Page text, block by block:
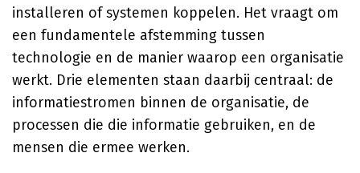
installeren of systemen koppelen. Het vraagt om
een fundamentele afstemming tussen
technologie en de manier waarop een organisatie
werkt. Drie elementen staan daarbij centraal: de
informatiestromen binnen de organisatie, de
processen die die informatie gebruiken, en de
mensen die ermee werken.